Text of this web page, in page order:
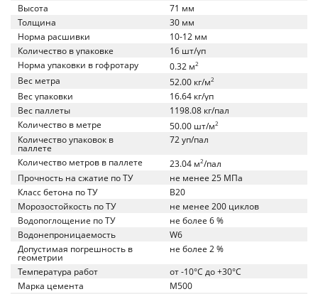
Высота
71 мм
Толщина
30 мм
Норма расшивки
10-12 мм
Количество в упаковке
16 шт/уп
Норма упаковки в гофротару
0.32 м2
Вес метра 52.00 кг/м2
Вес упаковки
16.64 кг/уп
Вес паллеты
1198.08 кг/пал
Количество в метре
50.00 шт/м2
Количество упаковок в
паллете
72 уп/пал
Количество метров в паллете 23.04 м2/пал
Прочность на сжатие по ТУ
не менее 25 МПа
Класс бетона по ТУ
B20
Морозостойкость по ТУ
не менее 200 циклов
Водопоглощение по ТУ
не более 6 %
Водонепроницаемость
W6
Допустимая погрешность в
геометрии
не более 2 %
Температура работ
от -10°C до +30°C
Марка цемента
M500